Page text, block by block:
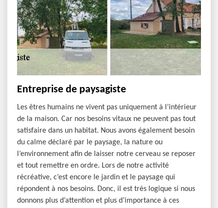
Entreprise de paysagiste
Les êtres humains ne vivent pas uniquement à l’intérieur
de la maison. Car nos besoins vitaux ne peuvent pas tout
satisfaire dans un habitat. Nous avons également besoin
du calme déclaré par le paysage, la nature ou
l’environnement afin de laisser notre cerveau se reposer
et tout remettre en ordre. Lors de notre activité
récréative, c’est encore le jardin et le paysage qui
répondent à nos besoins. Donc, il est très logique si nous
donnons plus d’attention et plus d’importance à ces